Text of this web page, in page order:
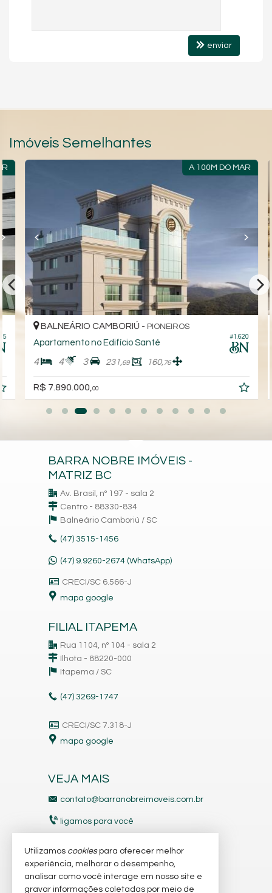
enviar
Imóveis Semelhantes
A 100M DO MAR
#1.620
BALNEÁRIO CAMBORIÚ - PIONEIROS
Apartamento no Edifício Santé
231, 69 160,76
R$ 7.890.000,00
BARRA NOBRE IMÓVEIS -
MATRIZ BC
Av. Brasil, nº 197 - sala 2
Centro - 88330-834
Balneário Camboriú / SC
(47) 3515-1456
(47) 9.9260-2674 (WhatsApp)
CRECI/SC 6.566-J
mapa google
FILIAL ITAPEMA
Rua 1104, nº 104 - sala 2
Ilhota - 88220-000
Itapema / SC
(47) 3269-1747
CRECI/SC 7.318-J
mapa google
VEJA MAIS
contato@barranobreimoveis.com.br
ligamos para você
indicadores financeiros
Utilizamos cookiespara oferecer melhor
experiência, melhorar o desempenho,
analisar como você interage em nosso site e
gravar informações coletadas por meio de